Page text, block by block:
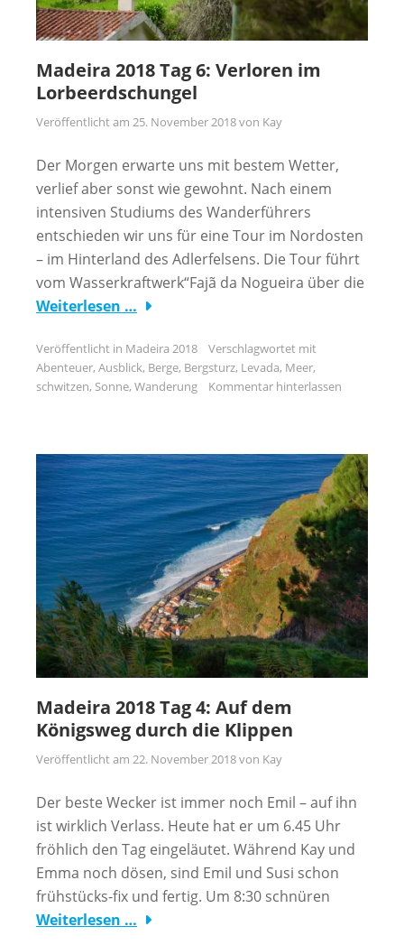
Madeira 2018 Tag 6: Verloren im
Lorbeerdschungel
Veröffentlicht am 25. November 2018von Kay
Der Morgen erwarte uns mit bestem Wetter,
verlief aber sonst wie gewohnt. Nach einem
intensiven Studiums des Wanderführers
entschieden wir uns für eine Tour im Nordosten
– im Hinterland des Adlerfelsens. Die Tour führt
vom Wasserkraftwerk“Fajã da Nogueira über die
Weiterlesen …
Veröffentlicht in Madeira 2018
Verschlagwortet mit
Abenteuer, Ausblick, Berge, Bergsturz, Levada, Meer,
schwitzen, Sonne, Wanderung Kommentar hinterlassen
Madeira 2018 Tag 4: Auf dem
Königsweg durch die Klippen
Veröffentlicht am 22. November 2018von Kay
Der beste Wecker ist immer noch Emil – auf ihn
ist wirklich Verlass. Heute hat er um 6.45 Uhr
fröhlich den Tag eingeläutet. Während Kay und
Emma noch dösen, sind Emil und Susi schon
frühstücks-fix und fertig. Um 8:30 schnüren
Weiterlesen …